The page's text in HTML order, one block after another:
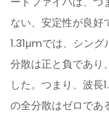
ない、安定性が良好
1.31μmでは、シン
分散は正と負であり
した。つまり、波長
の全分散はゼロであ